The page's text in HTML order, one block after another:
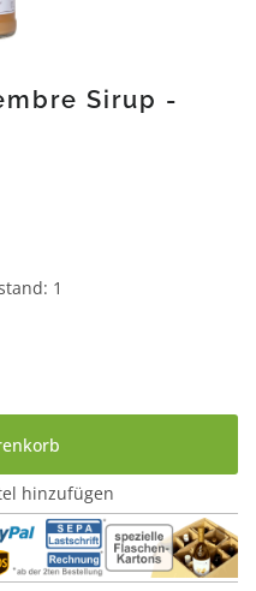
Sirup -
von 5 Sternen
1
gewünschten
hinzufügen